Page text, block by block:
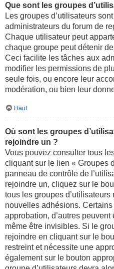
Que sont les groupes
Les groupes d’utilisateurs
administrateurs du forum de
Chaque utilisateur peut
chaque groupe peut détenir
Ceci facilite les tâches aux
modifier les permissions de
seule fois, ou encore leur
modération, ou bien leur
Haut
Où sont les groupes
rejoindre un ?
Vous pouvez consulter tous
cliquant sur le lien « Groupes
panneau de contrôle de
rejoindre un, cliquez sur le
tous les groupes
nouvelles adhésions.
approbation, d’autres peuvent
même être invisibles. Si le
rejoindre en cliquant sur le
restreint et nécessite une
également sur le bouton